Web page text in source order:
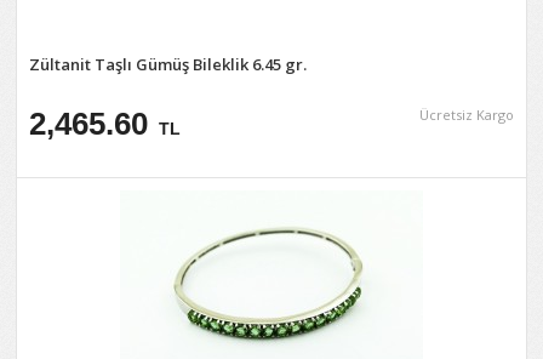
Zültanit Taşlı Gümüş Bileklik 6.45 gr.
2,465.60 TL
Ücretsiz Kargo